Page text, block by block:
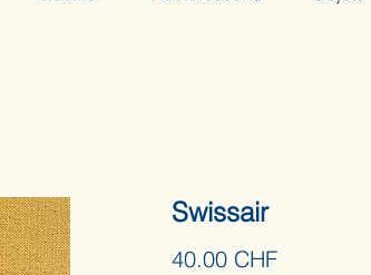
Swissair
40.00 CHFPrix